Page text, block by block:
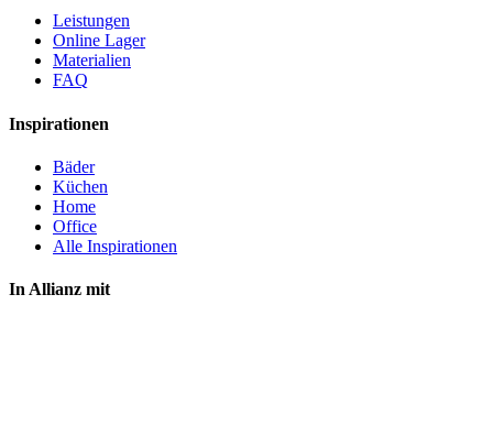
Leistungen
Online Lager
Materialien
FAQ
Inspirationen
Bäder
Küchen
Home
Office
Alle Inspirationen
In Allianz mit